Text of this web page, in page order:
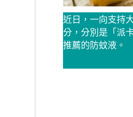
近日，一向支持
分，分別是「派
推薦的防蚊液。